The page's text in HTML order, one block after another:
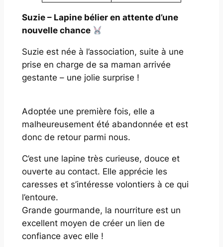
Suzie – Lapine bélier en attente d’une
nouvelle chance
Suzie est née à l’association, suite à une
prise en charge de sa maman arrivée
gestante – une jolie surprise !
Adoptée une première fois, elle a
malheureusement été abandonnée et est
donc de retour parmi nous.
C’est une lapine très curieuse, douce et
ouverte au contact. Elle apprécie les
caresses et s’intéresse volontiers à ce qui
l’entoure.
Grande gourmande, la nourriture est un
excellent moyen de créer un lien de
confiance avec elle !